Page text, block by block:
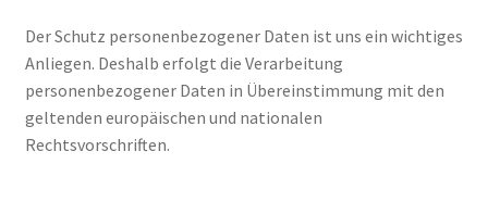
Kontakt
Der Schutz personenbezogener Daten ist uns ein wichtiges
Anliegen. Deshalb erfolgt die Verarbeitung
personenbezogener Daten in Übereinstimmung mit den
geltenden europäischen und nationalen
Rechtsvorschriften.